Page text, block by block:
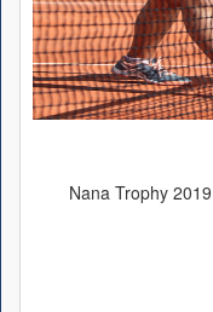
Nana Trophy 2019